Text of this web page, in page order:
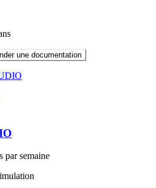
une documentation
par semaine